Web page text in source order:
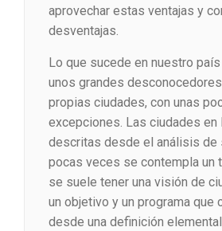
aprovechar estas ventajas y
desventajas.
Lo que sucede en nuestro
unos grandes
propias ciudades, con unas
excepciones. Las ciudades en
descritas desde el análisis de
pocas veces se contempla un
se suele tener una visión de
un objetivo y un programa que
desde una definición